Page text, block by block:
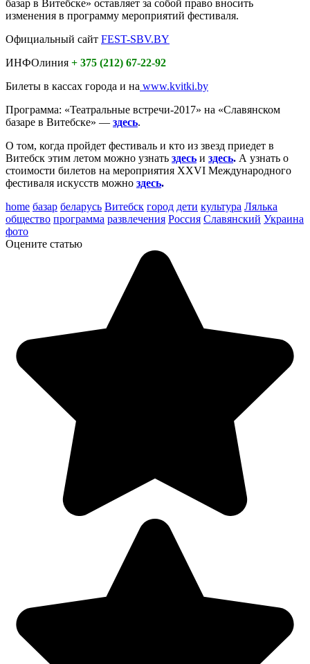
базар в Витебске» оставляет за собой право вносить
изменения в программу мероприятий фестиваля.
Официальный сайт FEST-SBV.BY
ИНФОлиния + 375 (212) 67-22-92
Билеты в кассах города и на www.kvitki.by
Программа: «Театральные встречи-2017» на «Славянском
базаре в Витебске» — здесь.
О том, когда пройдет фестиваль и кто из звезд приедет в
Витебск этим летом можно узнать здесь и здесь. А узнать о
стоимости билетов на мероприятия XXVI Международного
фестиваля искусств можно здесь.
home базар беларусь Витебск город дети культура Лялька
общество программа развлечения Россия Славянский Украина
фото
Оцените статью